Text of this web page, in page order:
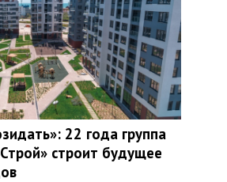
22 года группа
строит будущее